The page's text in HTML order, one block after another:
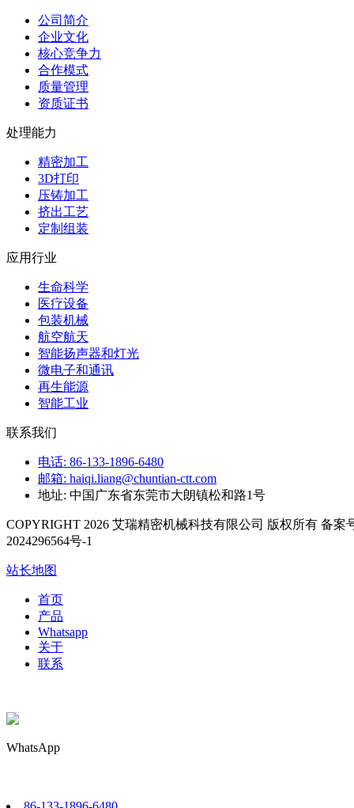
公司简介
企业文化
核心竞争力
合作模式
质量管理
资质证书
处理能力
精密加工
3D打印
压铸加工
挤出工艺
定制组装
应用行业
生命科学
医疗设备
包装机械
航空航天
智能扬声器和灯光
微电子和通讯
再生能源
智能工业
联系我们
电话: 86-133-1896-6480
邮箱: haiqi.liang@chuntian-ctt.com
地址: 中国广东省东莞市大朗镇松和路1号
COPYRIGHT 2026 艾瑞精密机械科技有限公司 版权所有 备案
2024296564号-1
站长地图
首页
产品
Whatsapp
关于
联系
WhatsApp